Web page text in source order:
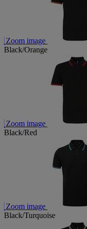
Zoom image
Black/Orange
Zoom image
Black/Red
Zoom image
Black/Turquoise